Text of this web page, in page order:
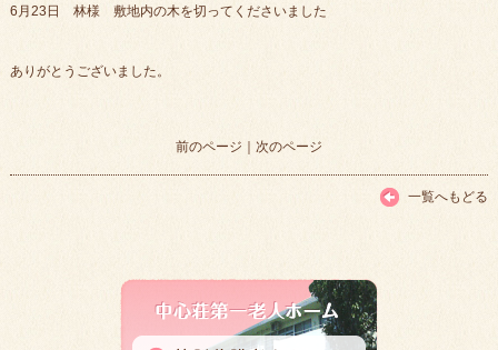
6月23日 林様 敷地内の木を切ってくださいました
ありがとうございました。
前のページ ｜ 次のページ
一覧へもどる